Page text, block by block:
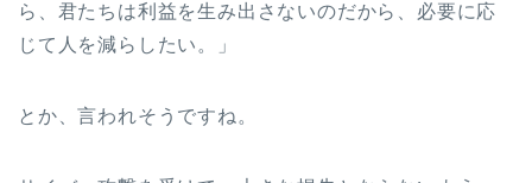
ら、君たちは利益を生み出さないのだから、必要に応
じて人を減らしたい。」
とか、言われそうですね。